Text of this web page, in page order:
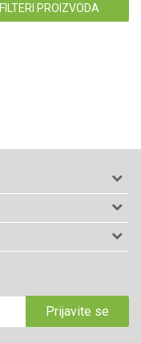
FILTERI PROIZVODA
Prijavite se